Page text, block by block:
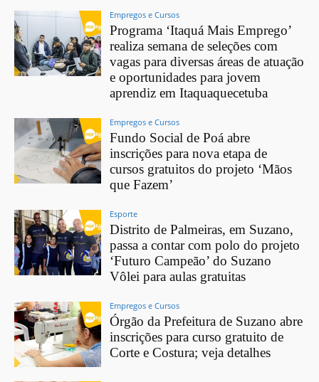
Empregos e Cursos
Programa ‘Itaquá Mais Emprego’
realiza semana de seleções com
vagas para diversas áreas de atuação
e oportunidades para jovem
aprendiz em Itaquaquecetuba
Empregos e Cursos
Fundo Social de Poá abre
inscrições para nova etapa de
cursos gratuitos do projeto ‘Mãos
que Fazem’
Esporte
Distrito de Palmeiras, em Suzano,
passa a contar com polo do projeto
‘Futuro Campeão’ do Suzano
Vôlei para aulas gratuitas
Empregos e Cursos
Órgão da Prefeitura de Suzano abre
inscrições para curso gratuito de
Corte e Costura; veja detalhes